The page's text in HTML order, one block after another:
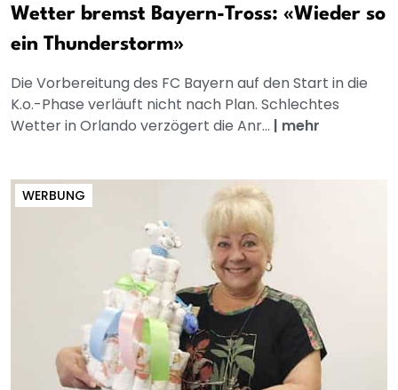
Wetter bremst Bayern-Tross: «Wieder so
ein Thunderstorm»
Die Vorbereitung des FC Bayern auf den Start in die
K.o.-Phase verläuft nicht nach Plan. Schlechtes
Wetter in Orlando verzögert die Anr... | mehr
WERBUNG